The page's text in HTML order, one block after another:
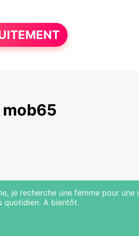
je recherche une femme pour
quotidien. A bientôt.